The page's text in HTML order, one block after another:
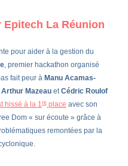
La Réunion
pour aider à la gestion du
, premier hackathon organisé
fait peur à Manu Acamas-
Arthur Mazeau etCédric Roulof
hissé à la 1re place avec son
Dom « sur écoute » grâce à
remontées par la